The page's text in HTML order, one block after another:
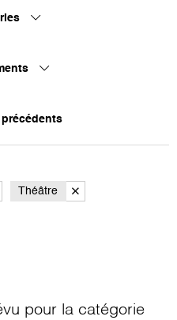
Théâtre
pour la catégorie